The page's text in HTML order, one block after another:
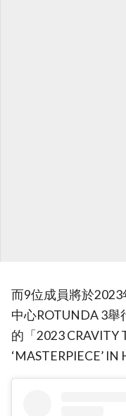
而9位成員將於
中心ROTUNDA 3
的「2023 CRAVITY
‘MASTERPIECE’ IN